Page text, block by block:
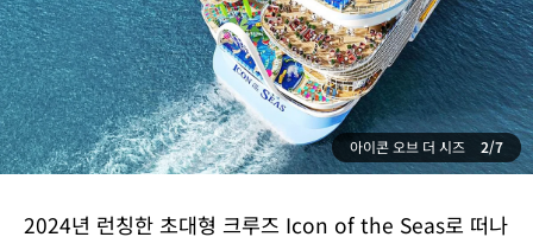
아이콘 오브 더 시즈 2/7
2024년 런칭한 초대형 크루즈 Icon of the Seas로 떠나